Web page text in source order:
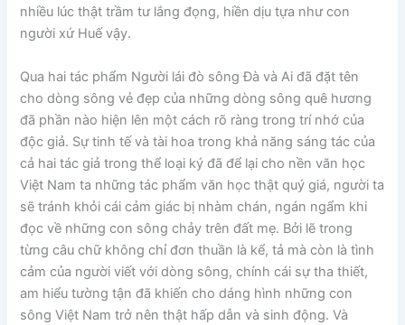
nhiều lúc thật trầm tư lắng đọng, hiền dịu tựa như con
người xứ Huế vậy.
Qua hai tác phẩm Người lái đò sông Đà và Ai đã đặt tên
cho dòng sông vẻ đẹp của những dòng sông quê hương
đã phần nào hiện lên một cách rõ ràng trong trí nhớ của
độc giả. Sự tinh tế và tài hoa trong khả năng sáng tác của
cả hai tác giả trong thể loại ký đã để lại cho nền văn học
Việt Nam ta những tác phẩm văn học thật quý giá, người ta
sẽ tránh khỏi cái cảm giác bị nhàm chán, ngán ngẩm khi
đọc về những con sông chảy trên đất mẹ. Bởi lẽ trong
từng câu chữ không chỉ đơn thuần là kể, tả mà còn là tình
cảm của người viết với dòng sông, chính cái sự tha thiết,
am hiểu tường tận đã khiến cho dáng hình những con
sông Việt Nam trở nên thật hấp dẫn và sinh động. Và